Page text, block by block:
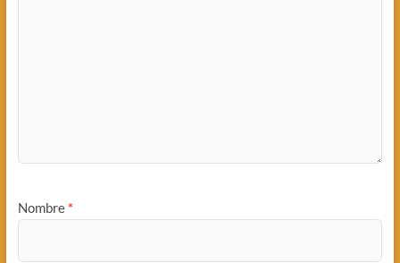
Nombre *